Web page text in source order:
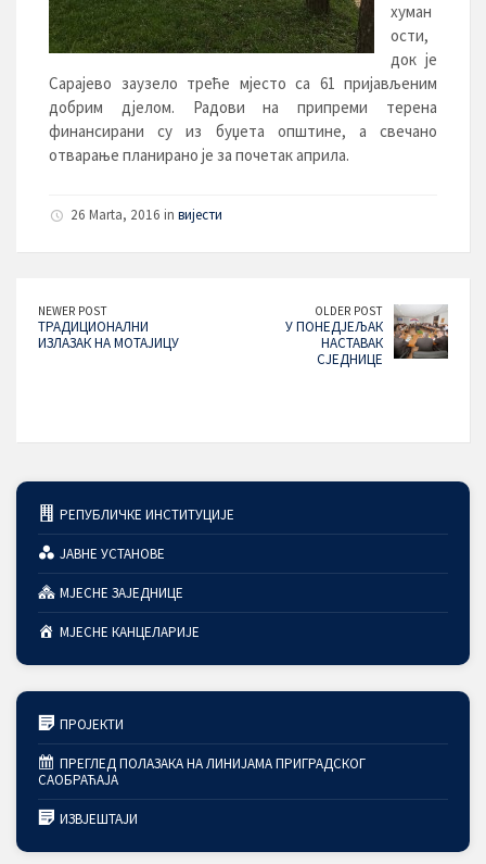
хуман
ости,
док је
Сарајево заузело треће мјесто са 61 пријављеним
добрим дјелом. Радови на припреми терена
финансирани су из буџета општине, а свечано
отварање планирано је за почетак априла.
26 Marta, 2016 in вијести
NEWER POST
ТРАДИЦИОНАЛНИ
ИЗЛАЗАК НА МОТАЈИЦУ
OLDER POST
У ПОНЕДJЕЉАК
НАСТАВАК
СЈЕДНИЦЕ
РЕПУБЛИЧКЕ ИНСТИТУЦИЈЕ
ЈАВНЕ УСТАНОВЕ
МЈЕСНЕ ЗАЈЕДНИЦЕ
МЈЕСНЕ КАНЦЕЛАРИЈЕ
ПРОЈЕКТИ
ПРЕГЛЕД ПОЛАЗАКА НА ЛИНИЈАМА ПРИГРАДСКОГ
САОБРАЋАЈА
ИЗВЈЕШТАЈИ